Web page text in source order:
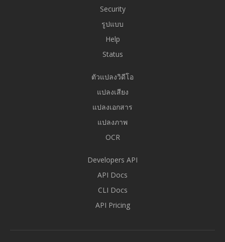
Security
รูปแบบ
Help
Status
ตัวแปลงวิดีโอ
แปลงเสียง
แปลงเอกสาร
แปลงภาพ
OCR
Developers API
API Docs
CLI Docs
API Pricing